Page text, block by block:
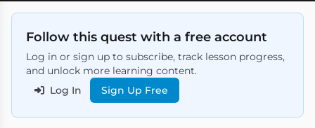
Follow this quest with a free account
Log in or sign up to subscribe, track lesson progress,
and unlock more learning content.
Log In
Sign Up Free